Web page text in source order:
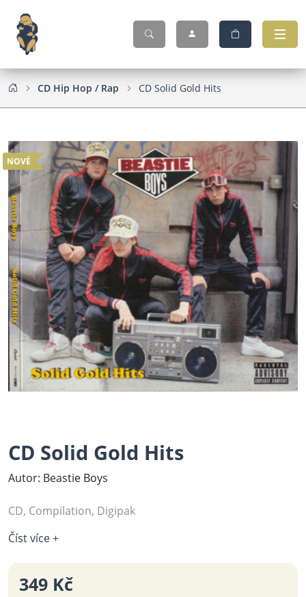
CD Hip Hop / Rap CD Solid Gold Hits
NOVÉ
CD Solid Gold Hits
Autor: Beastie Boys
CD, Compilation, Digipak
Číst více +
349 Kč